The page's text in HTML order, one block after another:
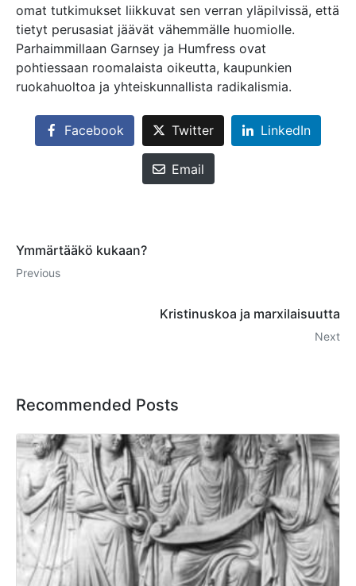
omat tutkimukset liikkuvat sen verran yläpilvissä, että
tietyt perusasiat jäävät vähemmälle huomiolle.
Parhaimmillaan Garnsey ja Humfress ovat
pohtiessaan roomalaista oikeutta, kaupunkien
ruokahuoltoa ja yhteiskunnallista radikalismia.
Facebook Twitter LinkedIn
Email
Ymmärtääkö kukaan?
Previous
Kristinuskoa ja marxilaisuutta
Next
Recommended Posts